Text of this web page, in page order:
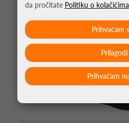
da pročitate Politiku o kolačićima
Prihvaćam
Prilagodi
Prihvaćam